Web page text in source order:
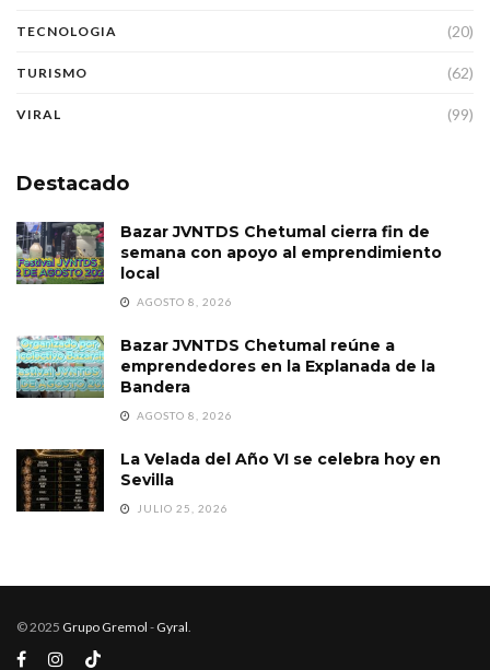
TECNOLOGIA (20)
TURISMO (62)
VIRAL (99)
Destacado
Bazar JVNTDS Chetumal cierra fin de
semana con apoyo al emprendimiento
local
AGOSTO 8, 2026
Bazar JVNTDS Chetumal reúne a
emprendedores en la Explanada de la
Bandera
AGOSTO 8, 2026
La Velada del Año VI se celebra hoy en
Sevilla
JULIO 25, 2026
© 2025 Grupo Gremol - Gyral